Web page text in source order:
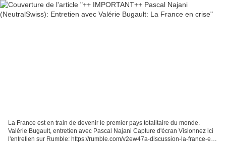
La France est en train de devenir le premier pays totalitaire du monde.
Valérie Bugault, entretien avec Pascal Najani Capture d'écran Visionnez ici
l'entretien sur Rumble: https://rumble.com/v2ew47a-discussion-la-france-en-